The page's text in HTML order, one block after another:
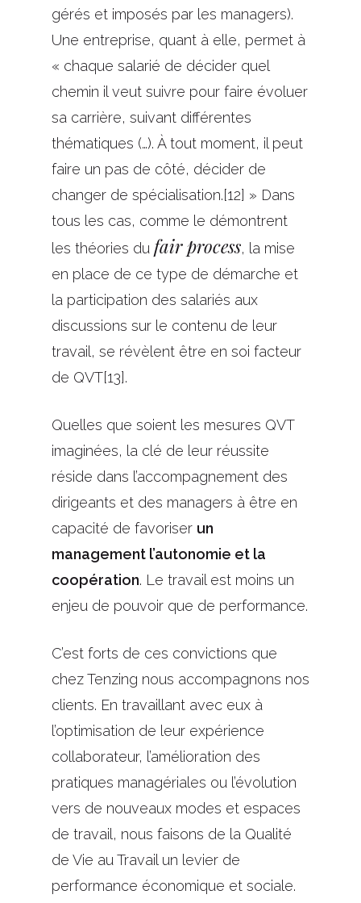
gérés et imposés par les managers).
Une entreprise, quant à elle, permet à
« chaque salarié de décider quel
chemin il veut suivre pour faire évoluer
sa carrière, suivant différentes
thématiques (…). À tout moment, il peut
faire un pas de côté, décider de
changer de spécialisation.[12] » Dans
tous les cas, comme le démontrent
les théories du fair process, la mise
en place de ce type de démarche et
la participation des salariés aux
discussions sur le contenu de leur
travail, se révèlent être en soi facteur
de QVT[13].
Quelles que soient les mesures QVT
imaginées, la clé de leur réussite
réside dans l’accompagnement des
dirigeants et des managers à être en
capacité de favoriser un
management l’autonomie et la
coopération. Le travail est moins un
enjeu de pouvoir que de performance.
C’est forts de ces convictions que
chez Tenzing nous accompagnons nos
clients. En travaillant avec eux à
l’optimisation de leur expérience
collaborateur, l’amélioration des
pratiques managériales ou l’évolution
vers de nouveaux modes et espaces
de travail, nous faisons de la Qualité
de Vie au Travail un levier de
performance économique et sociale.